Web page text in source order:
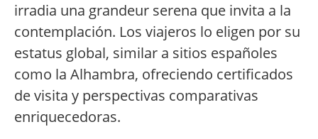
irradia una grandeur serena que invita a la
contemplación. Los viajeros lo eligen por su
estatus global, similar a sitios españoles
como la Alhambra, ofreciendo certificados
de visita y perspectivas comparativas
enriquecedoras.